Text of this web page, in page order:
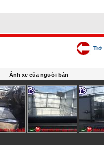
Trở
Ảnh xe của người bán